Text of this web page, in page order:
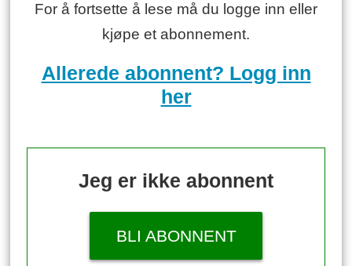
For å fortsette å lese må du logge inn eller
kjøpe et abonnement.
Allerede abonnent? Logg inn
her
Jeg er ikke abonnent
BLI ABONNENT